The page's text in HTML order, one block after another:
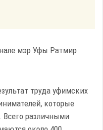
мэр Уфы Ратмир
труда уфимских
которые
различными